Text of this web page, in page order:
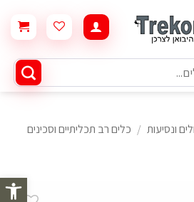
פתח
ונסיעות / כלים רב תכליתיים וסכינים